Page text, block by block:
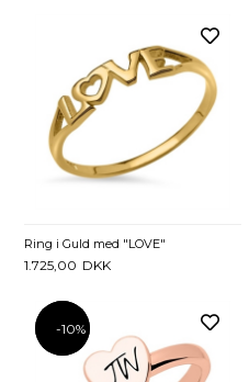
Ring i Guld med "LOVE"
1.725,00 DKK
-10%
-10%